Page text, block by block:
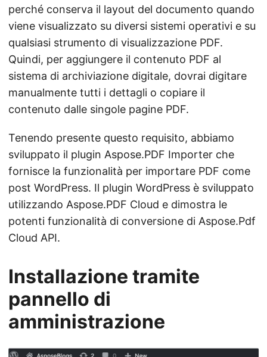
perché conserva il layout del documento quando
viene visualizzato su diversi sistemi operativi e su
qualsiasi strumento di visualizzazione PDF.
Quindi, per aggiungere il contenuto PDF al
sistema di archiviazione digitale, dovrai digitare
manualmente tutti i dettagli o copiare il
contenuto dalle singole pagine PDF.
Tenendo presente questo requisito, abbiamo
sviluppato il plugin Aspose.PDF Importer che
fornisce la funzionalità per importare PDF come
post WordPress. Il plugin WordPress è sviluppato
utilizzando Aspose.PDF Cloud e dimostra le
potenti funzionalità di conversione di Aspose.Pdf
Cloud API.
Installazione tramite
pannello di
amministrazione